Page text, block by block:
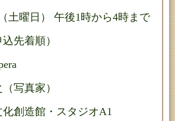
土曜日） 午後1時から4時まで
先着順）
写真家）
創造館・スタジオA1